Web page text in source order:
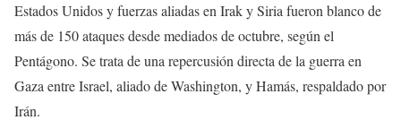
Estados Unidos y fuerzas aliadas en Irak y Siria fueron blanco de
más de 150 ataques desde mediados de octubre, según el
Pentágono. Se trata de una repercusión directa de la guerra en
Gaza entre Israel, aliado de Washington, y Hamás, respaldado por
Irán.